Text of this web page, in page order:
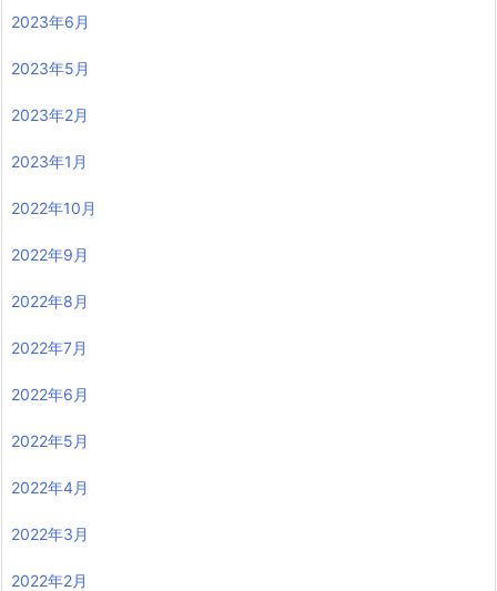
2023年6月
2023年5月
2023年2月
2023年1月
2022年10月
2022年9月
2022年8月
2022年7月
2022年6月
2022年5月
2022年4月
2022年3月
2022年2月